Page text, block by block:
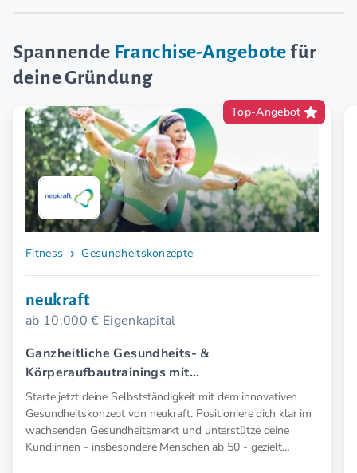
Spannende Franchise-Angebotefür
deine Gründung
Top-Angebot
Fitness Gesundheitskonzepte
neukraft
ab 10.000 € Eigenkapital
Ganzheitliche Gesundheits- &
Körperaufbautrainings mit
Elektromyostimulation (EMS).
Starte jetzt deine Selbstständigkeit mit dem innovativen
Gesundheitskonzept von neukraft. Positioniere dich klar im
wachsenden Gesundheitsmarkt und unterstütze deine
Kund:innen - insbesondere Menschen ab 50 - gezielt